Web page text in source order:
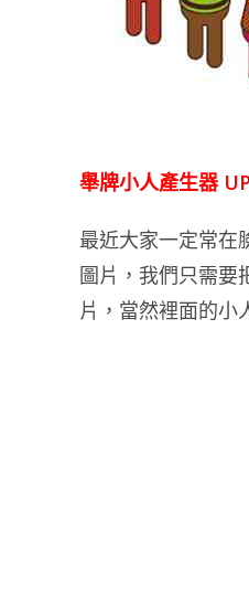
舉牌小人產生器
最近大家一定常在
圖片，我們只需要
片，當然裡面的小